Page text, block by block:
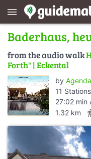
menu
Baderhaus,
from the audio walk
Forth" | Eckental
by
11 Stations
27:02 min
1.32 km